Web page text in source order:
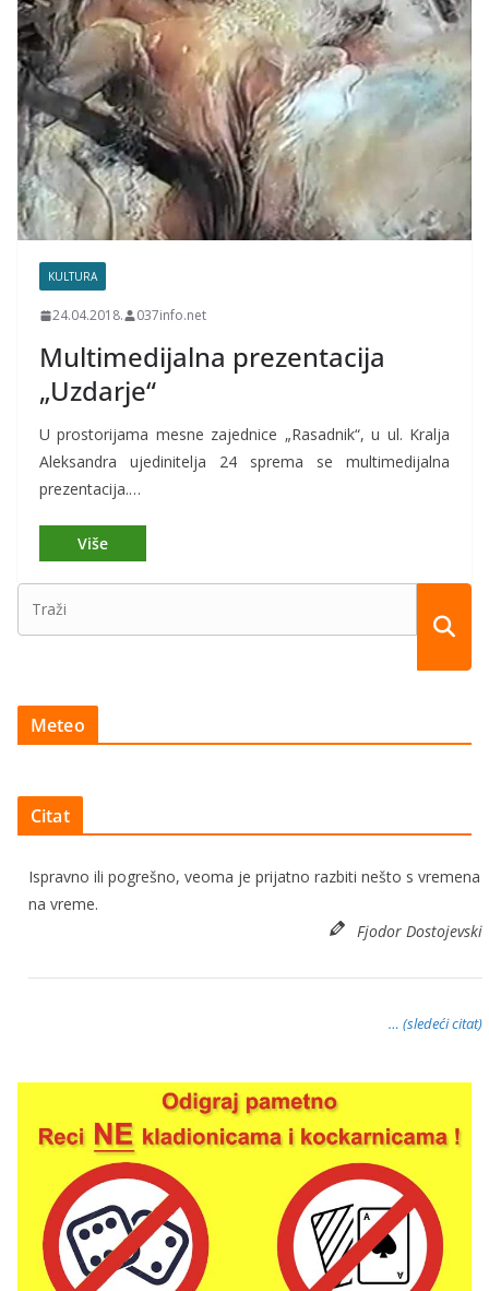
KULTURA
24.04.2018. 037info.net
Multimedijalna prezentacija
„Uzdarje“
U prostorijama mesne zajednice „Rasadnik“, u ul. Kralja
Aleksandra ujedinitelja 24 sprema se multimedijalna
prezentacija.…
Meteo
Citat
Ispravno ili pogrešno, veoma je prijatno razbiti nešto s vremena
na vreme.
Fjodor Dostojevski
… (sledeći citat)